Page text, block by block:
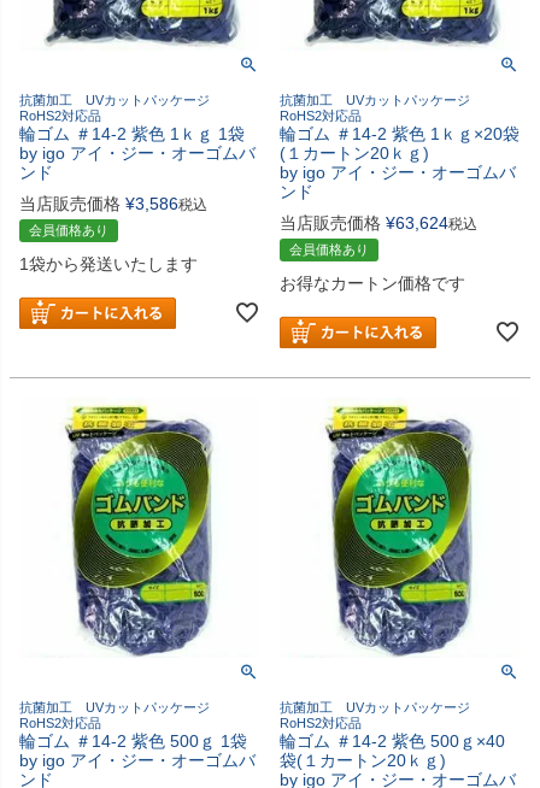
抗菌加工 UVカットパッケージ
RoHS2対応品
輪ゴム ＃14-2 紫色 1ｋｇ 1袋
by igo アイ・ジー・オーゴムバ
ンド
当店販売価格 ¥3,586税込
会員価格あり
1袋から発送いたします
抗菌加工 UVカットパッケージ
RoHS2対応品
輪ゴム ＃14-2 紫色 1ｋｇ×20袋
(１カートン20ｋｇ)
by igo アイ・ジー・オーゴムバ
ンド
当店販売価格 ¥63,624税込
会員価格あり
お得なカートン価格です
抗菌加工 UVカットパッケージ
RoHS2対応品
輪ゴム ＃14-2 紫色 500ｇ 1袋
by igo アイ・ジー・オーゴムバ
ンド
抗菌加工 UVカットパッケージ
RoHS2対応品
輪ゴム ＃14-2 紫色 500ｇ×40
袋(１カートン20ｋｇ)
by igo アイ・ジー・オーゴムバ